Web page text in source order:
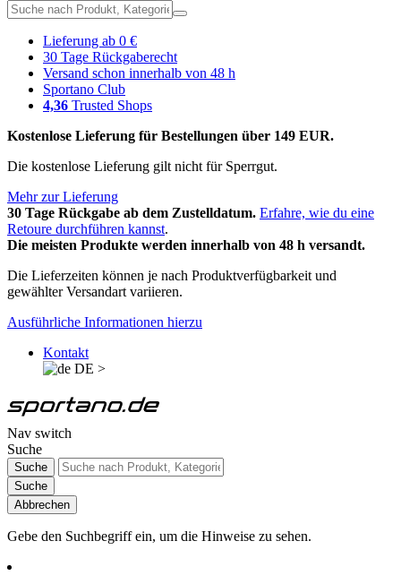
Lieferung ab 0 €
30 Tage Rückgaberecht
Versand schon innerhalb von 48 h
Sportano Club
4,36 Trusted Shops
Kostenlose Lieferung für Bestellungen über 149 EUR.
Die kostenlose Lieferung gilt nicht für Sperrgut.
Mehr zur Lieferung
30 Tage Rückgabe ab dem Zustelldatum. Erfahre, wie du eine
Retoure durchführen kannst.
Die meisten Produkte werden innerhalb von 48 h versandt.
Die Lieferzeiten können je nach Produktverfügbarkeit und
gewählter Versandart variieren.
Ausführliche Informationen hierzu
Kontakt
DE >
Nav switch
Suche
Suche
Suche
Abbrechen
Gebe den Suchbegriff ein, um die Hinweise zu sehen.